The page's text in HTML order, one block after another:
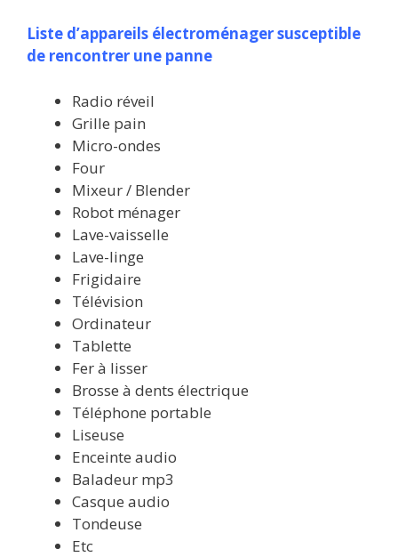
Liste d’appareils électroménager susceptible
de rencontrer une panne
Radio réveil
Grille pain
Micro-ondes
Four
Mixeur / Blender
Robot ménager
Lave-vaisselle
Lave-linge
Frigidaire
Télévision
Ordinateur
Tablette
Fer à lisser
Brosse à dents électrique
Téléphone portable
Liseuse
Enceinte audio
Baladeur mp3
Casque audio
Tondeuse
Etc